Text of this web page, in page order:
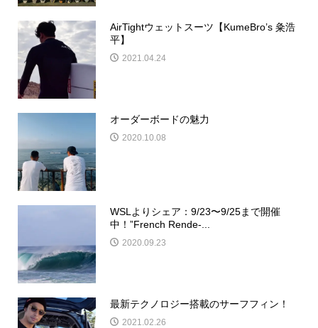
AirTightウェットスーツ【KumeBro’s 粂浩
平】
2021.04.24
オーダーボードの魅力
2020.10.08
WSLよりシェア：9/23〜9/25まで開催
中！”French Rende-...
2020.09.23
最新テクノロジー搭載のサーフフィン！
2021.02.26